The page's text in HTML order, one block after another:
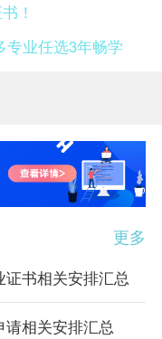
！
专业任选3年畅学
更多
书相关安排汇总
请相关安排汇总